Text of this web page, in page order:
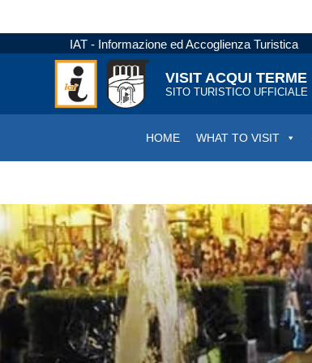
IAT - Informazione ed Accoglienza Turistica
VISIT ACQUI TERME
SITO TURISTICO UFFICIALE
HOME WHAT TO VISIT